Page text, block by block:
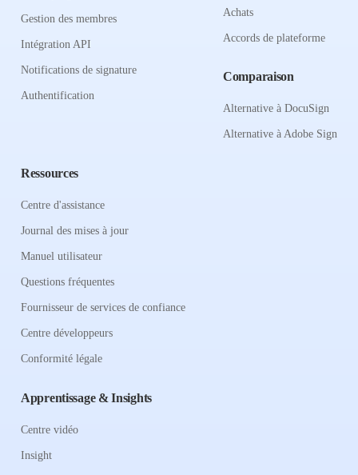
Gestion des membres
Intégration API
Notifications de signature
Authentification
Achats
Accords de plateforme
Comparaison
Alternative à DocuSign
Alternative à Adobe Sign
Ressources
Centre d'assistance
Journal des mises à jour
Manuel utilisateur
Questions fréquentes
Fournisseur de services de confiance
Centre développeurs
Conformité légale
Apprentissage & Insights
Centre vidéo
Insight